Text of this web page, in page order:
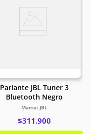
Parlante JBL Tuner 3
Bluetooth Negro
JBL
$311.900